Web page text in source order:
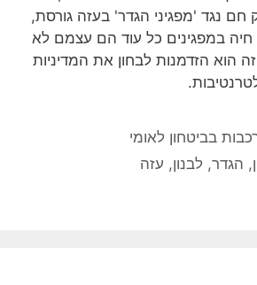
חם נגד 'מפגיני הגדר' בעזה גורסת,
במפגינים כל עוד הם עצמם לא
הוא הזדמנות לבחון את המדיניות
בביטחון לאומי
, הגדר, לבנון, עזה